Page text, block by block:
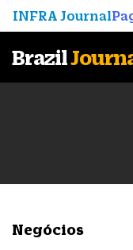
INFRA Journal
Brazil
Negócios